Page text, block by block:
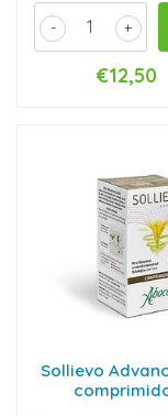
+
-
€12,50
Sollievo